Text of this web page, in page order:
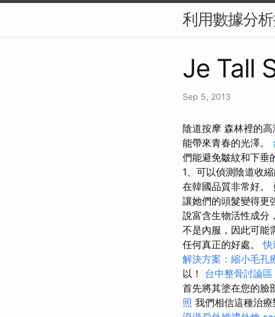
利用數據分
Je Tall
Sep 5, 2013
陰道按摩 森林裡的
能帶來青春的光澤。
們能避免皺紋和下垂
1、可以偵測陰道收
在韓國品質非常好。
讓她們的頭髮變得更
說富含生物活性成分
不是內服，因此可能
任何真正的好處。快
解決方案：縮小毛孔
以！ 台中整骨討論區
首先將其塗在您的臉
照 我們相信這種治療